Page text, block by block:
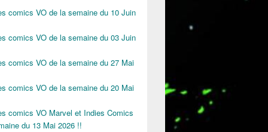
comics VO de la semaine du 10 Juin
comics VO de la semaine du 03 Juin
comics VO de la semaine du 27 Mai
comics VO de la semaine du 20 Mai
comics VO Marvel et Indies Comics
du 13 Mai 2026 !!